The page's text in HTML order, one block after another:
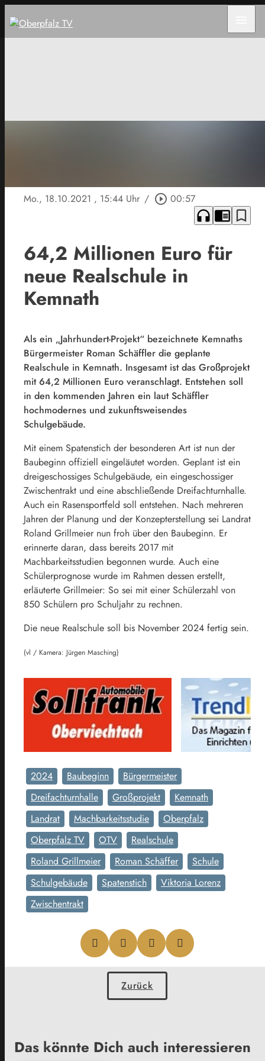
Mo., 18.10.2021 , 15:44 Uhr / play_circle_outline 00:57
headphones chrome_reader_mode bookmark_border
64,2 Millionen Euro für
neue Realschule in
Kemnath
Als ein „Jahrhundert-Projekt“ bezeichnete Kemnaths
Bürgermeister Roman Schäffler die geplante
Realschule in Kemnath. Insgesamt ist das Großprojekt
mit 64,2 Millionen Euro veranschlagt. Entstehen soll
in den kommenden Jahren ein laut Schäffler
hochmodernes und zukunftsweisendes
Schulgebäude.
Mit einem Spatenstich der besonderen Art ist nun der
Baubeginn offiziell eingeläutet worden. Geplant ist ein
dreigeschossiges Schulgebäude, ein eingeschossiger
Zwischentrakt und eine abschließende Dreifachturnhalle.
Auch ein Rasensportfeld soll entstehen. Nach mehreren
Jahren der Planung und der Konzepterstellung sei Landrat
Roland Grillmeier nun froh über den Baubeginn. Er
erinnerte daran, dass bereits 2017 mit
Machbarkeitsstudien begonnen wurde. Auch eine
Schülerprognose wurde im Rahmen dessen erstellt,
erläuterte Grillmeier: So sei mit einer Schülerzahl von
850 Schülern pro Schuljahr zu rechnen.
Die neue Realschule soll bis November 2024 fertig sein.
(vl / Kamera: Jürgen Masching)
2024 Baubeginn
Bürgermeister
Dreifachturnhalle
Großprojekt
Kemnath
Landrat
Machbarkeitsstudie
Oberpfalz
Oberpfalz TV
OTV
Realschule
Roland Grillmeier
Roman Schäffer
Schule
Schulgebäude
Spatenstich
Viktoria Lorenz
Zwischentrakt
Zurück
Das könnte Dich auch interessieren